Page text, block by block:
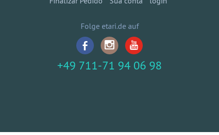
Folge etari.de auf
+49 711-71 94 06 98